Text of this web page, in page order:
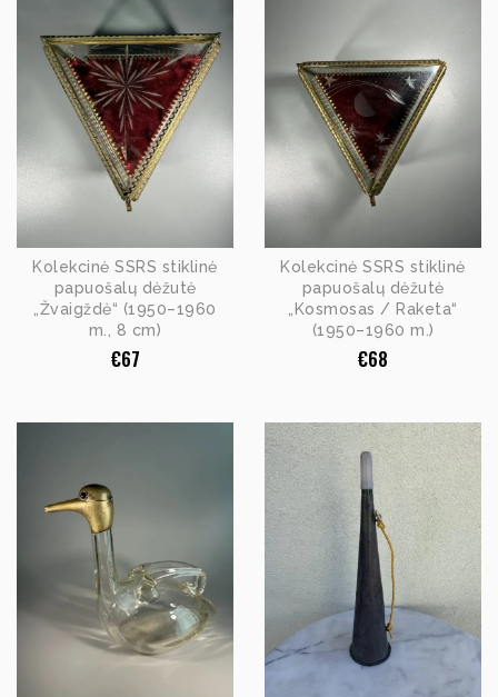
Kolekcinė SSRS stiklinė
papuošalų dėžutė
„Žvaigždė“ (1950–1960
m., 8 cm)
€67
Kolekcinė SSRS stiklinė
papuošalų dėžutė
„Kosmosas / Raketa“
(1950–1960 m.)
€68